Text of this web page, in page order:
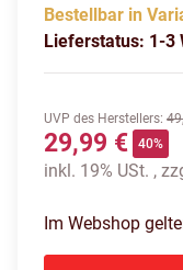
Bestellbar in
Lieferstatus: 1-3
UVP des Herstellers:
29,99 € 40%
inkl. 19% USt. ,
Im Webshop